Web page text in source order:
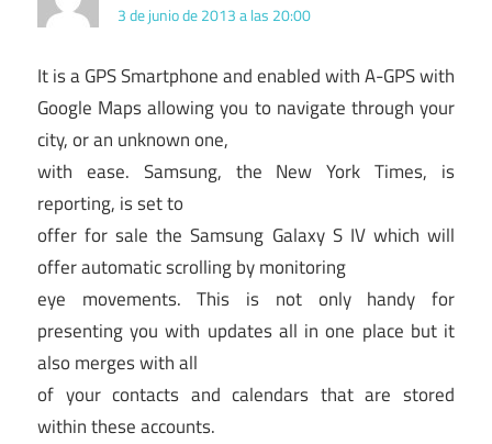
3 de junio de 2013 a las 20:00
It is a GPS Smartphone and enabled with A-GPS with
Google Maps allowing you to navigate through your
city, or an unknown one,
with ease. Samsung, the New York Times, is
reporting, is set to
offer for sale the Samsung Galaxy S IV which will
offer automatic scrolling by monitoring
eye movements. This is not only handy for
presenting you with updates all in one place but it
also merges with all
of your contacts and calendars that are stored
within these accounts.